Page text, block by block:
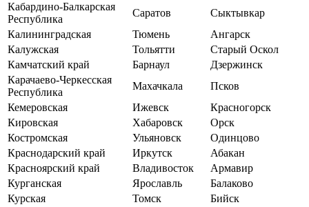
Кабардино-Балкарская
Республика
Саратов
Сыктывкар
Калининградская
Тюмень
Ангарск
Калужская
Тольятти
Старый Оскол
Камчатский край
Барнаул
Дзержинск
Карачаево-Черкесская
Республика
Махачкала
Псков
Кемеровская
Ижевск
Красногорск
Кировская
Хабаровск
Орск
Костромская
Ульяновск
Одинцово
Краснодарский край
Иркутск
Абакан
Красноярский край
Владивосток
Армавир
Курганская
Ярославль
Балаково
Курская
Томск
Бийск